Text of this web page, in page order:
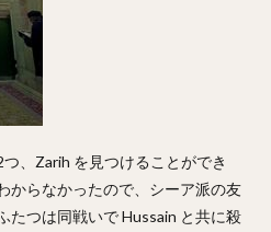
、Zarih を見つけることができ
からなかったので、シーア派の友
たつは同戦いで Hussain と共に殺